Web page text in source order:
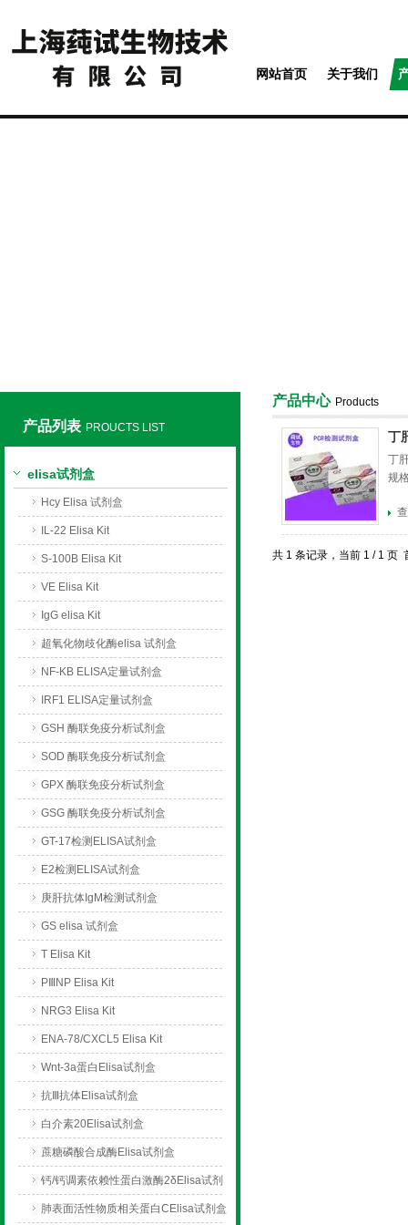
网站首页 关于我们
产品列表 PROUCTS LIST
elisa试剂盒
Hcy Elisa 试剂盒
IL-22 Elisa Kit
S-100B Elisa Kit
VE Elisa Kit
IgG elisa Kit
超氧化物歧化酶elisa 试剂盒
NF-KB ELISA定量试剂盒
IRF1 ELISA定量试剂盒
GSH 酶联免疫分析试剂盒
SOD 酶联免疫分析试剂盒
GPX 酶联免疫分析试剂盒
GSG 酶联免疫分析试剂盒
GT-17检测ELISA试剂盒
E2检测ELISA试剂盒
庚肝抗体IgM检测试剂盒
GS elisa 试剂盒
T Elisa Kit
PⅢNP Elisa Kit
NRG3 Elisa Kit
ENA-78/CXCL5 Elisa Kit
Wnt-3a蛋白Elisa试剂盒
抗Ⅲ抗体Elisa试剂盒
白介素20Elisa试剂盒
蔗糖磷酸合成酶Elisa试剂盒
钙/钙调素依赖性蛋白激酶2δElisa试剂
盒
肺表面活性物质相关蛋白CElisa试剂盒
产品中心 Products
丁
丁
规
共 1 条记录，当前 1 / 1